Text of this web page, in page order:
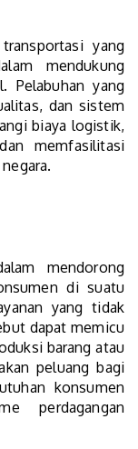
yang
mendukung
Pelabuhan yang
dan sistem
biaya logistik,
memfasilitasi
mendorong
di suatu
yang tidak
dapat memicu
barang atau
peluang bagi
konsumen
perdagangan